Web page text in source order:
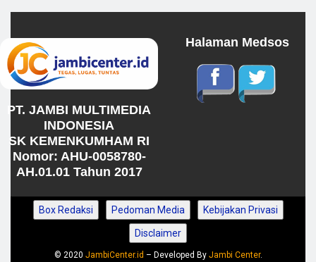
PT. JAMBI MULTIMEDIA
INDONESIA
SK KEMENKUMHAM RI
Nomor: AHU-0058780-
AH.01.01 Tahun 2017
Halaman Medsos
Box Redaksi Pedoman Media Kebijakan Privasi
Disclaimer
© 2020 JambiCenter.id – Developed By Jambi Center.